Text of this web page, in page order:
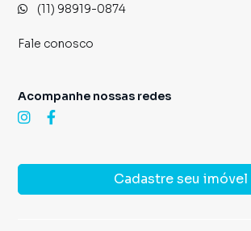
(11) 98919-0874
Fale conosco
Cadastre seu imóvel
Acompanhe nossas redes